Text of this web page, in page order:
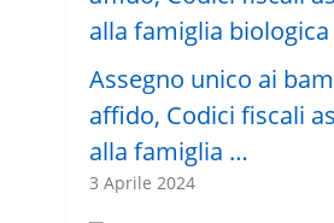
Assegno unico ai
affido, Codici fiscali
alla famiglia …
3 Aprile 2024